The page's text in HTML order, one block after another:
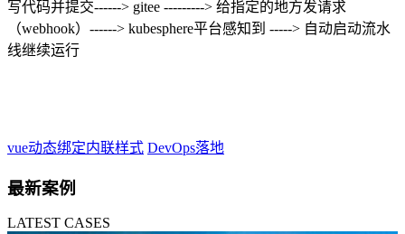
写代码并提交------> gitee ---------> 给指定的地方发请求
（webhook）------> kubesphere平台感知到 -----> 自动启动流水
线继续运行
vue动态绑定内联样式 DevOps落地
最新案例
LATEST CASES